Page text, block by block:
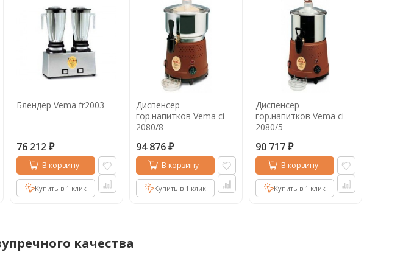
Блендер Vema fr2003
76 212 ₽
В корзину
Купить в 1 клик
Диспенсер
гор.напитков Vema ci
2080/8
94 876 ₽
В корзину
Купить в 1 клик
Диспенсер
гор.напитков Vema ci
2080/5
90 717 ₽
В корзину
Купить в 1 клик
качества